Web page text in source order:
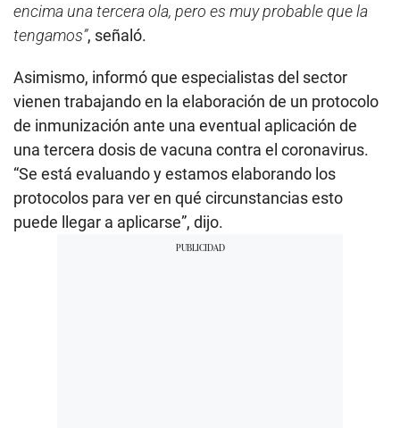
encima una tercera ola, pero es muy probable que la
tengamos”, señaló.
Asimismo, informó que especialistas del sector
vienen trabajando en la elaboración de un protocolo
de inmunización ante una eventual aplicación de
una tercera dosis de vacuna contra el coronavirus.
“Se está evaluando y estamos elaborando los
protocolos para ver en qué circunstancias esto
puede llegar a aplicarse”, dijo.